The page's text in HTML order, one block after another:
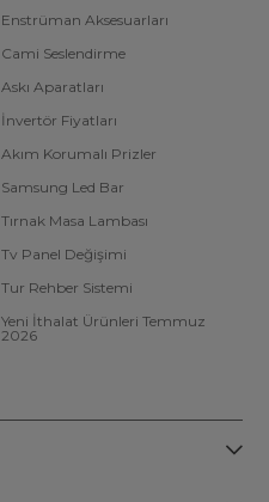
Enstrüman Aksesuarları
Cami Seslendirme
Askı Aparatları
İnvertör Fiyatları
Akım Korumalı Prizler
Samsung Led Bar
Tırnak Masa Lambası
Tv Panel Değişimi
Tur Rehber Sistemi
Yeni İthalat Ürünleri Temmuz
2026